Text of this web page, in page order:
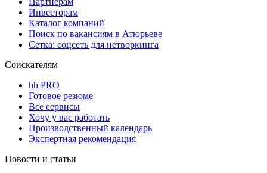
Инвесторам
Каталог компаний
Поиск по вакансиям в Атюрьеве
Сетка: соцсеть для нетворкинга
Соискателям
hh PRO
Готовое резюме
Все сервисы
Хочу у вас работать
Производственный календарь
Экспертная рекомендация
Новости и статьи